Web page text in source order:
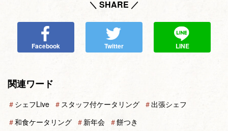
＼ SHARE ／
Facebook Twitter LINE
関連ワード
＃ シェフLive ＃ スタッフ付ケータリング ＃出張シェフ
＃和食ケータリング ＃ 新年会 ＃餅つき